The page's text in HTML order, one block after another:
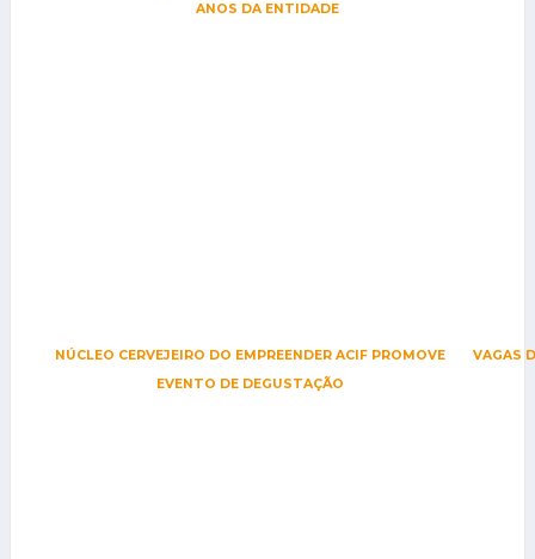
ANOS DA ENTIDADE
NÚCLEO CERVEJEIRO DO EMPREENDER ACIF PROMOVE
EVENTO DE DEGUSTAÇÃO
VAGAS